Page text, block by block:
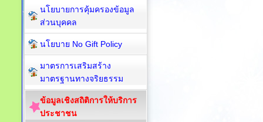
นโยบายการคุ้มครองข้อมูล
ส่วนบุคคล
นโยบาย No Gift Policy
มาตรการเสริมสร้าง
มาตรฐานทางจริยธรรม
ข้อมูลเชิงสถิติการให้บริการ
ประชาชน